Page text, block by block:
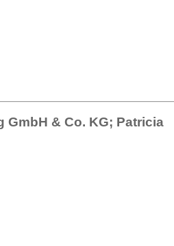
GmbH & Co. KG; Patricia